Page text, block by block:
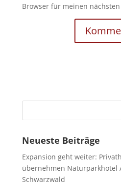
Browser für meinen
Neueste Beiträge
Expansion geht weiter:
übernehmen Naturparkhotel
Schwarzwald